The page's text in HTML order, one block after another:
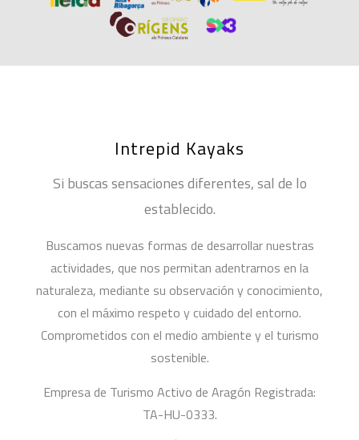
Intrepid Kayaks
Si buscas sensaciones diferentes, sal de lo
establecido.
Buscamos nuevas formas de desarrollar nuestras
actividades, que nos permitan adentrarnos en la
naturaleza, mediante su observación y conocimiento,
con el máximo respeto y cuidado del entorno.
Comprometidos con el medio ambiente y el turismo
sostenible.
Empresa de Turismo Activo de Aragón Registrada:
TA-HU-0333.